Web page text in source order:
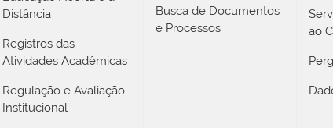
Distância
Registros das
Atividades Acadêmicas
Regulação e Avaliação
Institucional
Busca de Documentos
e Processos
ao